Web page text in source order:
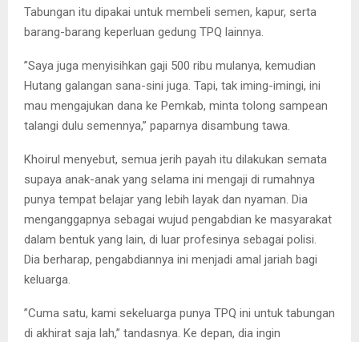
Tabungan itu dipakai untuk membeli semen, kapur, serta
barang-barang keperluan gedung TPQ lainnya.
”Saya juga menyisihkan gaji 500 ribu mulanya, kemudian
Hutang galangan sana-sini juga. Tapi, tak iming-imingi, ini
mau mengajukan dana ke Pemkab, minta tolong sampean
talangi dulu semennya,” paparnya disambung tawa.
Khoirul menyebut, semua jerih payah itu dilakukan semata
supaya anak-anak yang selama ini mengaji di rumahnya
punya tempat belajar yang lebih layak dan nyaman. Dia
menganggapnya sebagai wujud pengabdian ke masyarakat
dalam bentuk yang lain, di luar profesinya sebagai polisi.
Dia berharap, pengabdiannya ini menjadi amal jariah bagi
keluarga.
”Cuma satu, kami sekeluarga punya TPQ ini untuk tabungan
di akhirat saja lah,” tandasnya. Ke depan, dia ingin